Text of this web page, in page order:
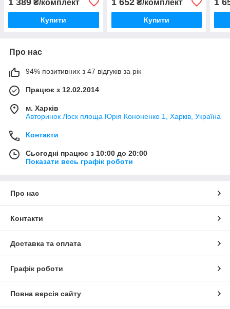
₴/комплект
Купити
₴/комплект
Купити
Про нас
94% позитивних з 47 відгуків за рік
Працює з 12.02.2014
м. Харків
Авторинок Лоск площа Юрія Кононенко 1, Харків, Україна
Контакти
Сьогодні працює з 10:00 до 20:00
Показати весь графік роботи
Про нас
Контакти
Доставка та оплата
Графік роботи
Повна версія сайту